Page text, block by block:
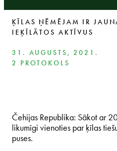
ĶĪLAS ŅĒMĒJAM IR
IEĶĪLĀTOS AKTĪVUS
31. AUGUSTS, 2021.
2 PROTOKOLS
Čehijas Republika: Sākot ar
likumīgi vienoties par ķīlas
puses.